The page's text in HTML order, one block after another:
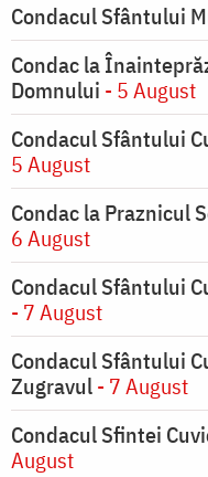
Condacul Sfântului
Condac la
Domnului - 5 August
Condacul Sfântului
5 August
Condac la Praznicul
6 August
Condacul Sfântului
- 7 August
Condacul Sfântului
Zugravul- 7 August
Condacul Sfintei
August